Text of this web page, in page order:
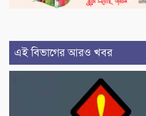
এই বিভাগের আরও খবর